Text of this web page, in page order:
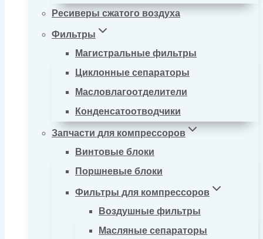
Ресиверы сжатого воздуха
Фильтры
Магистральные фильтры
Циклонные сепараторы
Масловлагоотделители
Конденсатоотводчики
Запчасти для компрессоров
Винтовые блоки
Поршневые блоки
Фильтры для компрессоров
Воздушные фильтры
Масляные сепараторы